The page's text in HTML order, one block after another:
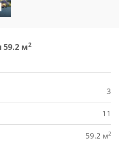
59.2 м2
3
11
59.2 м2